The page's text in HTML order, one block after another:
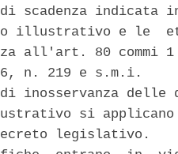
scadenza indicata
illustrativo e le
all'art. 80
n. 219 e s.m.i.
inosservanza delle
si
legislativo.